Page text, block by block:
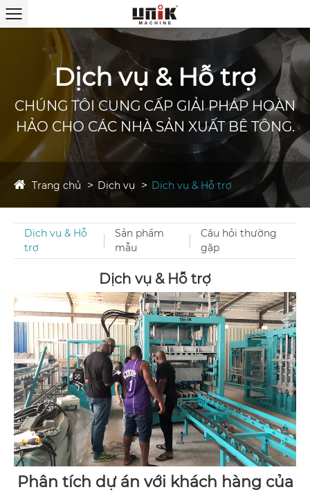
Dịch vụ & Hỗ trợ
CHÚNG TÔI CUNG CẤP GIẢI PHÁP HOÀN
HẢO CHO CÁC NHÀ SẢN XUẤT BÊ TÔNG.
Trang chủ Dịch vụ Dịch vụ & Hỗ trợ
Dịch vụ & Hỗ
trợ
Sản phẩm
mẫu
Câu hỏi thường
gặp
Dịch vụ & Hỗ trợ
Phân tích dự án với khách hàng của